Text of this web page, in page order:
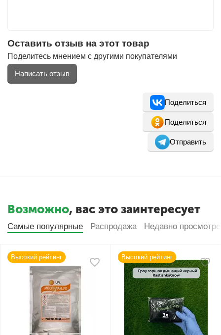
Оставить отзыв на этот товар
Поделитесь мнением с другими покупателями
Написать отзыв
Поделиться
Поделиться
Отправить
Возможно, вас это заинтересует
Самые популярные Распродажа Недавно
Высокий рейтинг Высокий рейтинг